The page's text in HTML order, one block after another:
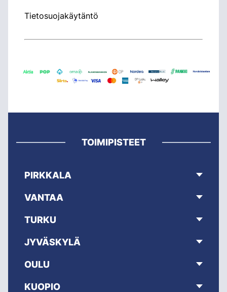
Tietosuojakäytäntö
TOIMIPISTEET
PIRKKALA
VANTAA
TURKU
JYVÄSKYLÄ
OULU
KUOPIO